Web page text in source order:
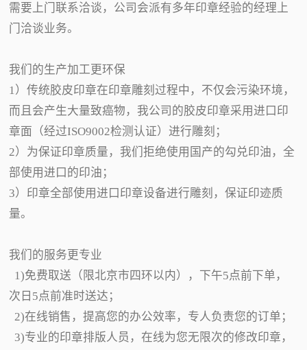
需要上门联系洽谈，公司会派有多年印章经验的经理上
门洽谈业务。
我们的生产加工更环保
1）传统胶皮印章在印章雕刻过程中，不仅会污染环境，
而且会产生大量致癌物，我公司的胶皮印章采用进口印
章面（经过ISO9002检测认证）进行雕刻；
2）为保证印章质量，我们拒绝使用国产的勾兑印油，全
部使用进口的印油；
3）印章全部使用进口印章设备进行雕刻，保证印迹质
量。
我们的服务更专业
1)免费取送（限北京市四环以内），下午5点前下单，
次日5点前准时送达；
2)在线销售，提高您的办公效率，专人负责您的订单；
3)专业的印章排版人员，在线为您无限次的修改印章，